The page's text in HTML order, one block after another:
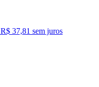
R$ 37,81 sem juros